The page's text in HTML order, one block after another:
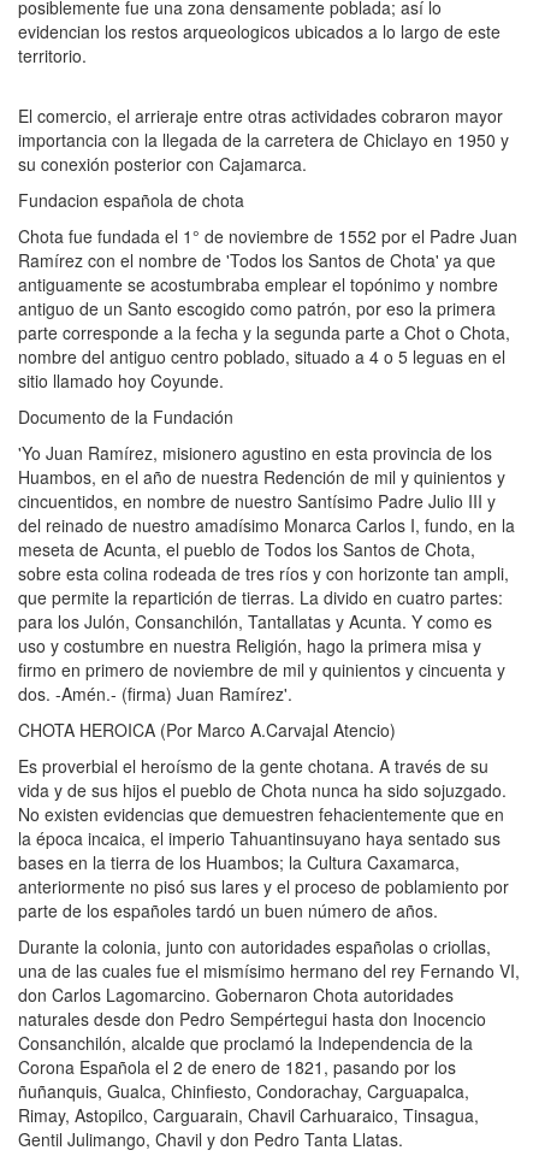
posiblemente fue una zona densamente poblada; así lo
evidencian los restos arqueologicos ubicados a lo largo de este
territorio.
El comercio, el arrieraje entre otras actividades cobraron mayor
importancia con la llegada de la carretera de Chiclayo en 1950 y
su conexión posterior con Cajamarca.
Fundacion española de chota
Chota fue fundada el 1° de noviembre de 1552 por el Padre Juan
Ramírez con el nombre de 'Todos los Santos de Chota' ya que
antiguamente se acostumbraba emplear el topónimo y nombre
antiguo de un Santo escogido como patrón, por eso la primera
parte corresponde a la fecha y la segunda parte a Chot o Chota,
nombre del antiguo centro poblado, situado a 4 o 5 leguas en el
sitio llamado hoy Coyunde.
Documento de la Fundación
'Yo Juan Ramírez, misionero agustino en esta provincia de los
Huambos, en el año de nuestra Redención de mil y quinientos y
cincuentidos, en nombre de nuestro Santísimo Padre Julio III y
del reinado de nuestro amadísimo Monarca Carlos I, fundo, en la
meseta de Acunta, el pueblo de Todos los Santos de Chota,
sobre esta colina rodeada de tres ríos y con horizonte tan ampli,
que permite la repartición de tierras. La divido en cuatro partes:
para los Julón, Consanchilón, Tantallatas y Acunta. Y como es
uso y costumbre en nuestra Religión, hago la primera misa y
firmo en primero de noviembre de mil y quinientos y cincuenta y
dos. -Amén.- (firma) Juan Ramírez'.
CHOTA HEROICA (Por Marco A.Carvajal Atencio)
Es proverbial el heroísmo de la gente chotana. A través de su
vida y de sus hijos el pueblo de Chota nunca ha sido sojuzgado.
No existen evidencias que demuestren fehacientemente que en
la época incaica, el imperio Tahuantinsuyano haya sentado sus
bases en la tierra de los Huambos; la Cultura Caxamarca,
anteriormente no pisó sus lares y el proceso de poblamiento por
parte de los españoles tardó un buen número de años.
Durante la colonia, junto con autoridades españolas o criollas,
una de las cuales fue el mismísimo hermano del rey Fernando VI,
don Carlos Lagomarcino. Gobernaron Chota autoridades
naturales desde don Pedro Sempértegui hasta don Inocencio
Consanchilón, alcalde que proclamó la Independencia de la
Corona Española el 2 de enero de 1821, pasando por los
ñuñanquis, Gualca, Chinfiesto, Condorachay, Carguapalca,
Rimay, Astopilco, Carguarain, Chavil Carhuaraico, Tinsagua,
Gentil Julimango, Chavil y don Pedro Tanta Llatas.